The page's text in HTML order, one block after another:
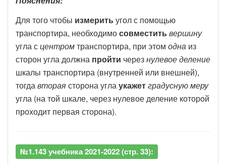
Для того чтобы измеритьугол с помощью
транспортира, необходимосовместитьвершину
угла сцентромтранспортира, при этом одна из
сторон угла должна пройти черезнулевое деление
шкалы транспортира (внутренней или внешней),
тогда втораясторона угла укажетградусную меру
угла (на той шкале, через нулевое деление которой
проходит первая сторона).
№1.143 учебника 2021-2022 (стр. 33):